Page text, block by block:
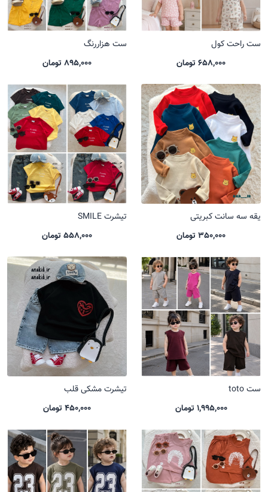
ست راحت کول
658,000 تومان
ست هزاررنگ
895,000 تومان
یقه سه سانت کبریتی
350,000 تومان
تیشرت SMILE
558,000 تومان
ست toto
1,995,000 تومان
تیشرت مشکی قلب
450,000 تومان